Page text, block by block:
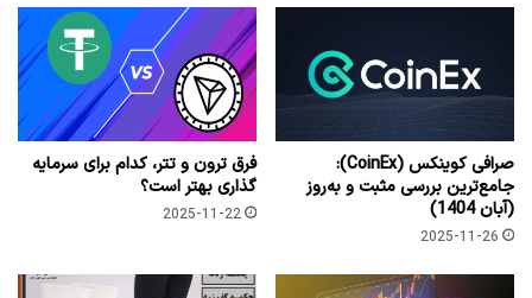
صرافی کوینکس (CoinEx):
جامع‌ترین بررسی مثبت و به‌روز
(آبان 1404)
2025-11-26
فرق ترون و تتر، کدام برای سرمایه
گذاری بهتر است؟
2025-11-22